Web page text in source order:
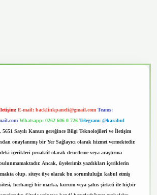
E-mail: backlinkpaneli@gmail.com Teams:
Whatsapp: 0262 606 0 726 Telegram: @karabul
5651 Sayılı Kanun gereğince Bilgi Teknolojileri ve İletişim
onaylanmış bir Yer Sağlayıcı olarak hizmet vermektedir.
içerikleri proaktif olarak denetleme veya araştırma
Ancak, üyelerimiz yazdıkları içeriklerin
olup, siteye üye olarak bu sorumluluğu kabul etmiş
herhangi bir marka, kurum veya şahıs şirketi ile hiçbir